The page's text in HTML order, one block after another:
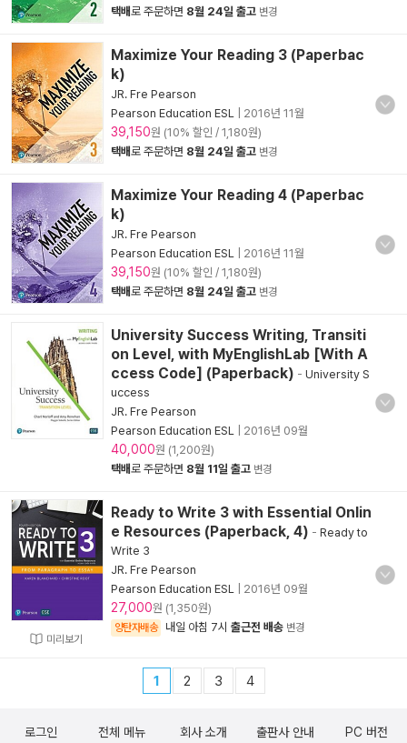
택배로 주문하면 8월 24일 출고 변경
Maximize Your Reading 3 (Paperbac
k)
JR. Fre Pearson
Pearson Education ESL
2016년 11월
39,150원 (10% 할인 / 1,180원)
택배로 주문하면 8월 24일 출고 변경
Maximize Your Reading 4 (Paperbac
k)
JR. Fre Pearson
Pearson Education ESL
2016년 11월
39,150원 (10% 할인 / 1,180원)
택배로 주문하면 8월 24일 출고 변경
University Success Writing, Transiti
on Level, with MyEnglishLab [With A
ccess Code] (Paperback) - University S
uccess
JR. Fre Pearson
Pearson Education ESL
2016년 09월
40,000원 (1,200원)
택배로 주문하면 8월 11일 출고 변경
미리보기
Ready to Write 3 with Essential Onlin
e Resources (Paperback, 4) - Ready to
Write 3
JR. Fre Pearson
Pearson Education ESL
2016년 09월
27,000원 (1,350원)
양탄자배송 내일 아침 7시 출근전 배송 변경
1 2 3 4
로그인 전체 메뉴 회사 소개 출판사 안내 PC 버전